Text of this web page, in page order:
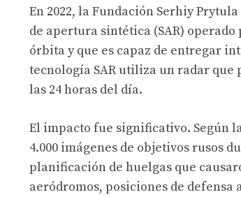
En 2022, la Fundación Serhiy
de apertura sintética (SAR)
órbita y que es capaz de entregar
tecnología SAR utiliza un radar que
las 24 horas del día.
El impacto fue significativo. Según
4.000 imágenes de objetivos rusos
planificación de huelgas que
aeródromos, posiciones de